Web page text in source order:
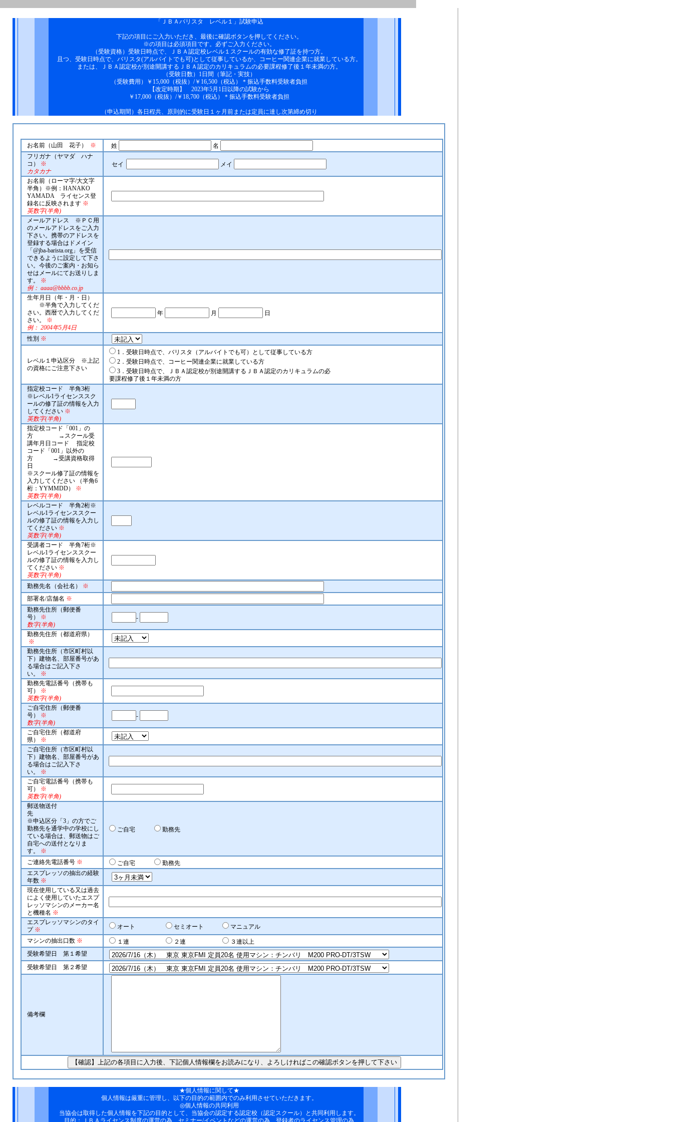
「ＪＢＡバリスタ レベル１」試験申込
下記の項目にご入力いただき、最後に確認ボタンを押してください。
※の項目は必須項目です。必ずご入力ください。
（受験資格）受験日時点で、ＪＢＡ認定校レベル１スクールの有効な修了証を持つ方。
且つ、受験日時点で、バリスタ(アルバイトでも可)として従事しているか、コーヒー関連企業に就業している方。
または、ＪＢＡ認定校が別途開講するＪＢＡ認定のカリキュラムの必要課程修了後１年未満の方。
（受験日数）1日間（筆記・実技）
（受験費用）￥15,000（税抜）/￥16,500（税込）＊振込手数料受験者負担
【改定時期】 2023年5月1日以降の試験から
￥17,000（税抜）/￥18,700（税込）＊振込手数料受験者負担
（申込期間）各日程共、原則的に受験日１ヶ月前または定員に達し次第締め切り
お名前（山田 花子） ※ 姓
名
フリガナ（ヤマダ ハナ
コ）
※
カタカナ
セイ メイ
お名前（ローマ字/大文字
半角）※例：HANAKO
YAMADA ライセンス登
録名に反映されます ※
英数字(半角)
メールアドレス ※ＰＣ用
のメールアドレスをご入力
下さい。携帯のアドレスを
登録する場合はドメイン
「@jba-barista.org」を受信
できるように設定して下さ
い。今後のご案内・お知ら
せはメールにてお送りしま
す。
※
例： aaaa@bbbb.co.jp
生年月日（年・月・日）
※半角で入力してくだ
さい。西暦で入力してくだ
さい。
※
例： 2004年5月4日
年 月 日
性別 ※
レベル１申込区分 ※上記
の資格にご注意下さい
1．受験日時点で、バリスタ（アルバイトでも可）として従事している方
2．受験日時点で、コーヒー関連企業に就業している方
3．受験日時点で、ＪＢＡ認定校が別途開講するＪＢＡ認定のカリキュラムの必
要課程修了後１年未満の方
指定校コード 半角3桁
※レベル1ライセンススク
ールの修了証の情報を入力
してください ※
英数字(半角)
指定校コード「001」の
方 →スクール受
講年月日コード 指定校
コード「001」以外の
方 →受講資格取得
日
※スクール修了証の情報を
入力してください （半角6
桁：YYMMDD）
※
英数字(半角)
レベルコード 半角2桁※
レベル1ライセンススクー
ルの修了証の情報を入力し
てください ※
英数字(半角)
受講者コード 半角7桁※
レベル1ライセンススクー
ルの修了証の情報を入力し
てください ※
英数字(半角)
勤務先名（会社名）
※
部署名/店舗名 ※
勤務先住所（郵便番
号）
※
数字(半角)
-
勤務先住所（都道府県）
※
勤務先住所（市区町村以
下）建物名、部屋番号があ
る場合はご記入下さ
い。
※
勤務先電話番号（携帯も
可）
※
英数字(半角)
ご自宅住所（郵便番
号）
※
数字(半角)
-
ご自宅住所（都道府
県）
※
ご自宅住所（市区町村以
下）建物名、部屋番号があ
る場合はご記入下さ
い。
※
ご自宅電話番号（携帯も
可）
※
英数字(半角)
郵送物送付
先
※申込区分「3」の方でご
勤務先を通学中の学校にし
ている場合は、郵送物はご
自宅への送付となりま
す。
※
ご自宅 勤務先
ご連絡先電話番号 ※ ご自宅
勤務先
エスプレッソの抽出の経験
年数 ※
現在使用している又は過去
によく使用していたエスプ
レッソマシンのメーカー名
と機種名 ※
エスプレッソマシンのタイ
プ※ オート セミオート
マニュアル
マシンの抽出口数 ※ １連 ２連
３連以上
受験希望日 第１希望
受験希望日 第２希望
備考欄
★個人情報に関して★
個人情報は厳重に管理し、以下の目的の範囲内でのみ利用させていただきます。
◎個人情報の共同利用
当協会は取得した個人情報を下記の目的として、当協会の認定する認定校（認定スクール）と共同利用します。
目的：ＪＢＡライセンス制度の運営の為、セミナー/イベントなどの運営の為、登録者のライセンス管理の為